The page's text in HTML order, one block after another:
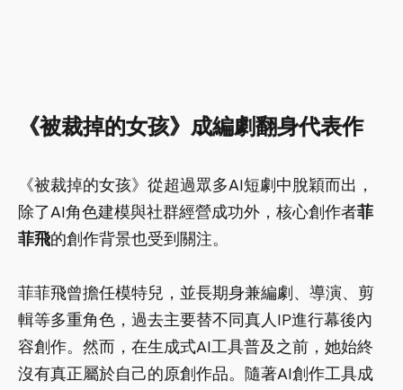
《被裁掉的女孩》成編劇翻身代表作
《被裁掉的女孩》從超過眾多AI短劇中脫穎而出，
除了AI角色建模與社群經營成功外，核心創作者菲
菲飛的創作背景也受到關注。
菲菲飛曾擔任模特兒，並長期身兼編劇、導演、剪
輯等多重角色，過去主要替不同真人IP進行幕後內
容創作。然而，在生成式AI工具普及之前，她始終
沒有真正屬於自己的原創作品。隨著AI創作工具成